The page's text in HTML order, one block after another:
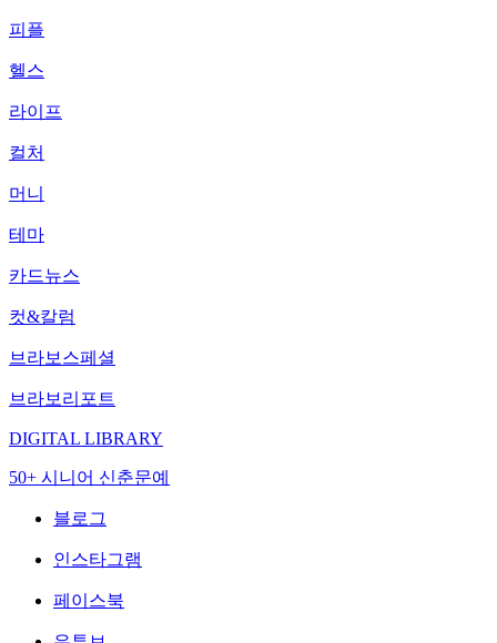
피플
헬스
라이프
컬처
머니
테마
카드뉴스
컷&칼럼
브라보스페셜
브라보리포트
DIGITAL LIBRARY
50+ 시니어 신춘문예
블로그
인스타그램
페이스북